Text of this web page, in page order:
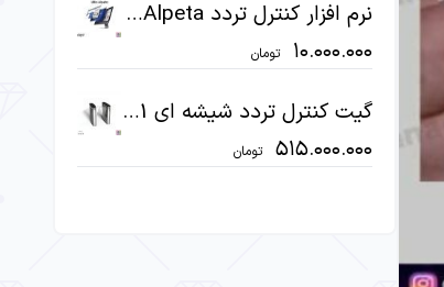
پایین
نرم افزار کنترل تردد UBio-Alpeta
۱۰.۰۰۰.۰۰۰
تومان
گیت کنترل تردد شیشه ای LTOP 111
۵۱۵.۰۰۰.۰۰۰
تومان